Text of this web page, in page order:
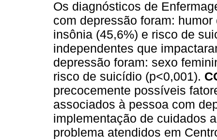
Os diagnósticos de
com depressão foram:
insônia (45,6%) e risco de
independentes que
depressão foram: sexo
risco de suicídio (p<0,001).
precocemente possíveis
associados à pessoa com
implementação de cuidados
problema atendidos em